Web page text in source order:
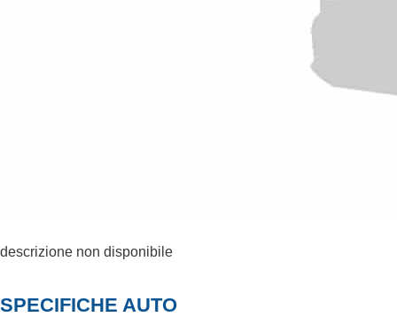
descrizione non disponibile
SPECIFICHE AUTO